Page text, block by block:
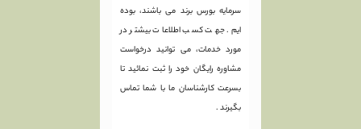
سرمایه بورس برند می باشند، بوده
ایم. جهت کسب اطلاعات بیشتر در
مورد خدمات، می توانید درخواست
مشاوره رایگان خود را ثبت نمائید تا
بسرعت کارشناسان ما با شما تماس
بگیرند .